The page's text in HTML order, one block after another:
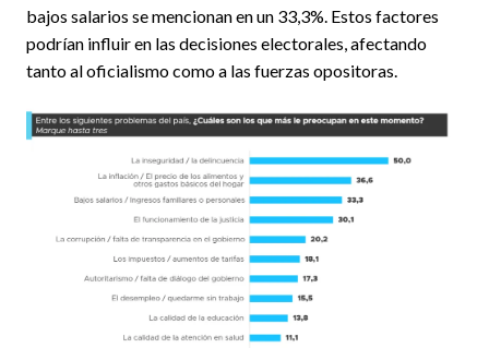
bajos salarios se mencionan en un 33,3%. Estos factores
podrían influir en las decisiones electorales, afectando
tanto al oficialismo como a las fuerzas opositoras.